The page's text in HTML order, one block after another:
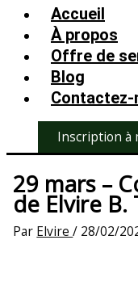
Accueil
À propos
Offre de
Blog
Contactez-
Inscription à
29 mars –
de Elvire B.
Par Elvire/ 28/02/